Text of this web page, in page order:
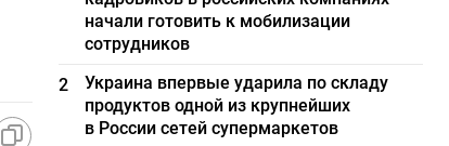
начали готовить к мобилизации
сотрудников
2
Украина впервые ударила по складу
продуктов одной из крупнейших
в России сетей супермаркетов